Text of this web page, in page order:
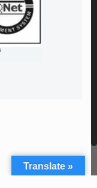
Translate »